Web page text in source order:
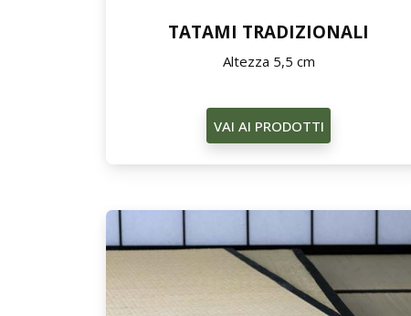
TATAMI TRADIZIONALI
Altezza 5,5 cm
VAI AI PRODOTTI